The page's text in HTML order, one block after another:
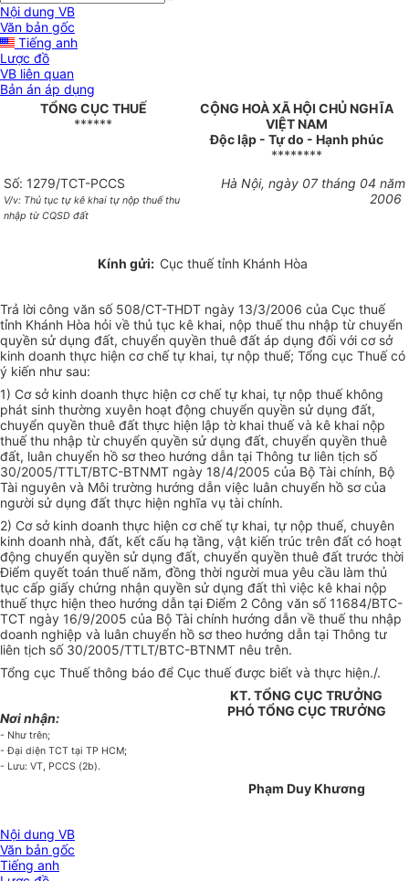
Nội dung VB
Văn bản gốc
Tiếng anh
Lược đồ
VB liên quan
Bản án áp dụng
TỔNG CỤC THUẾ
******
CỘNG HOÀ XÃ HỘI CHỦ NGHĨA
VIỆT NAM
Độc lập - Tự do - Hạnh phúc
********
Số: 1279/TCT-PCCS
V/v: Thủ tục tự kê khai tự nộp thuế thu
nhập từ CQSD đất
Hà Nội, ngày 07 tháng 04 năm
2006
Kính gửi: Cục thuế tỉnh Khánh Hòa
Trả lời công văn số 508/CT-THDT ngày 13/3/2006 của Cục thuế
tỉnh Khánh Hòa hỏi về thủ tục kê khai, nộp thuế thu nhập từ chuyển
quyền sử dụng đất, chuyển quyền thuê đất áp dụng đối với cơ sở
kinh doanh thực hiện cơ chế tự khai, tự nộp thuế; Tổng cục Thuế có
ý kiến như sau:
1) Cơ sở kinh doanh thực hiện cơ chế tự khai, tự nộp thuế không
phát sinh thường xuyên hoạt động chuyển quyền sử dụng đất,
chuyển quyền thuê đất thực hiện lập tờ khai thuế và kê khai nộp
thuế thu nhập từ chuyển quyền sử dụng đất, chuyển quyền thuê
đất, luân chuyển hồ sơ theo hướng dẫn tại Thông tư liên tịch số
30/2005/TTLT/BTC-BTNMT ngày 18/4/2005 của Bộ Tài chính, Bộ
Tài nguyên và Môi trường hướng dẫn việc luân chuyển hồ sơ của
người sử dụng đất thực hiện nghĩa vụ tài chính.
2) Cơ sở kinh doanh thực hiện cơ chế tự khai, tự nộp thuế, chuyên
kinh doanh nhà, đất, kết cấu hạ tầng, vật kiến trúc trên đất có hoạt
động chuyển quyền sử dụng đất, chuyển quyền thuê đất trước thời
Điểm quyết toán thuế năm, đồng thời người mua yêu cầu làm thủ
tục cấp giấy chứng nhận quyền sử dụng đất thì việc kê khai nộp
thuế thực hiện theo hướng dẫn tại Điểm 2 Công văn số 11684/BTC-
TCT ngày 16/9/2005 của Bộ Tài chính hướng dẫn về thuế thu nhập
doanh nghiệp và luân chuyển hồ sơ theo hướng dẫn tại Thông tư
liên tịch số 30/2005/TTLT/BTC-BTNMT nêu trên.
Tổng cục Thuế thông báo để Cục thuế được biết và thực hiện./.
Nơi nhận:
- Như trên;
- Đại diện TCT tại TP HCM;
- Lưu: VT, PCCS (2b).
KT. TỔNG CỤC TRƯỞNG
PHÓ TỔNG CỤC TRƯỞNG
Phạm Duy Khương
Nội dung VB
Văn bản gốc
Tiếng anh